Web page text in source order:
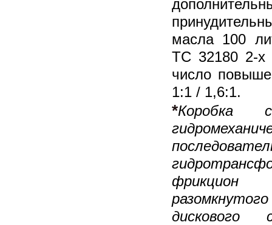
масла 100
TC 32180 2-х
число
1:1 / 1,6:1.
*Коробка
фрикцион
дискового